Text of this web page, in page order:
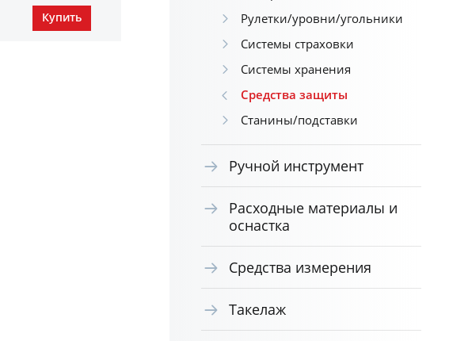
Рулетки/уровни/угольники
Системы страховки
Системы хранения
Средства защиты
Станины/подставки
Ручной инструмент
Расходные материалы и
оснастка
Средства измерения
Такелаж